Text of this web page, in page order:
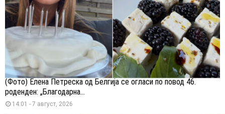
(Фото) Елена Петреска од Белгија се огласи по повод 46.
роденден: „Благодарна...
14:01 - 7 август, 2026